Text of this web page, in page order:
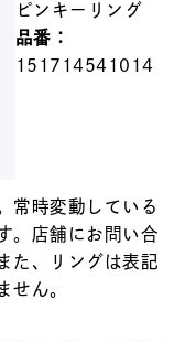
すべて表示
ピンキーリング
品番：
151714541014
常時変動している
。店舗にお問い合
た、リングは表記
せん。